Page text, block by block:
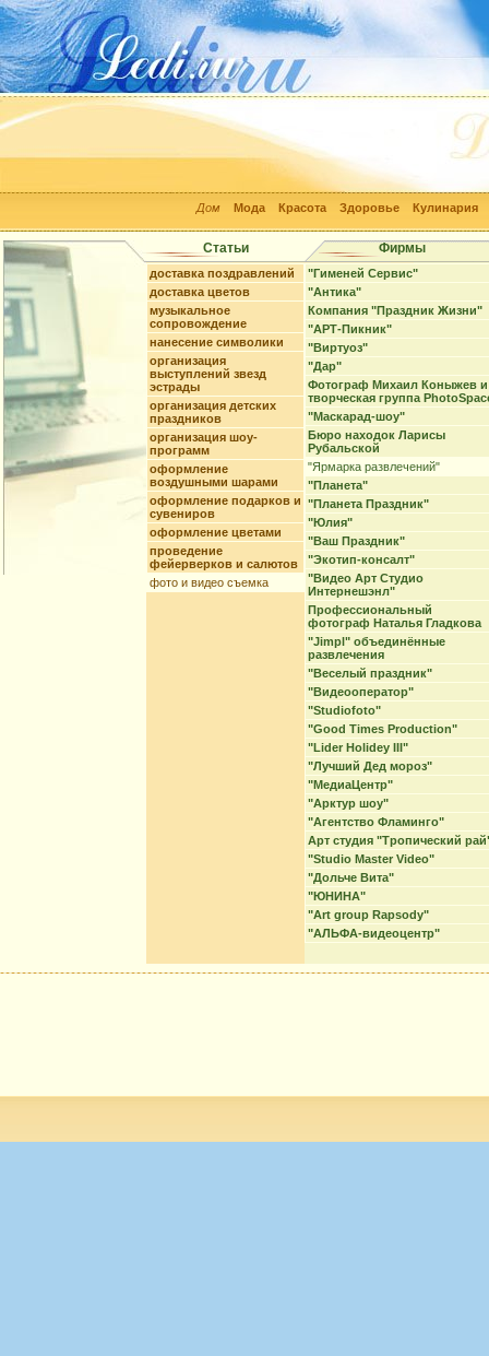
Дом Мода Красота Здоровье Кулинария
Статьи Фирмы
доставка поздравлений
доставка цветов
музыкальное
сопровождение
нанесение символики
организация
выступлений звезд
эстрады
организация детских
праздников
организация шоу-
программ
оформление
воздушными шарами
оформление подарков и
сувениров
оформление цветами
проведение
фейерверков и салютов
фото и видео съемка
"Гименей Сервис"
"Антика"
Компания "Праздник Жизни"
"АРТ-Пикник"
"Виртуоз"
"Дар"
Фотограф Михаил Коныжев и
творческая группа
"Маскарад-шоу"
Бюро находок Ларисы
Рубальской
"Ярмарка развлечений"
"Планета"
"Планета Праздник"
"Юлия"
"Ваш Праздник"
"Экотип-консалт"
"Видео Арт Студио
Интернешэнл"
Профессиональный
фотограф Наталья Гладкова
"Jimpl" объединённые
развлечения
"Веселый праздник"
"Видеооператор"
"Studiofoto"
"Good Times Production"
"Lider Holidey III"
"Лучший Дед мороз"
"МедиаЦентр"
"Арктур шоу"
"Агентство Фламинго"
Арт студия "Тропический
"Studio Master Video"
"Дольче Вита"
"ЮНИНА"
"Art group Rapsody"
"АЛЬФА-видеоцентр"